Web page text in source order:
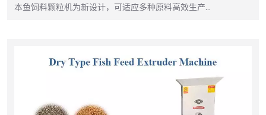
本鱼饲料颗粒机为新设计，可适应多种原料高效生产…